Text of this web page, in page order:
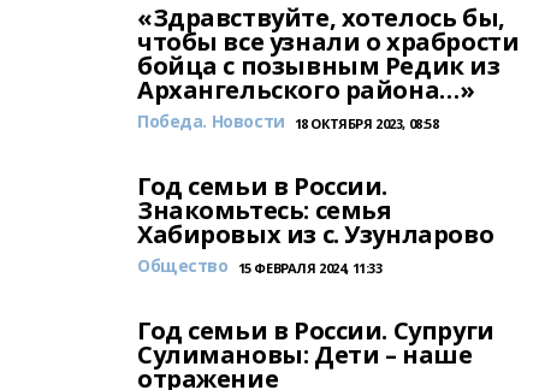
«Здравствуйте, хотелось бы,
чтобы все узнали о храбрости
бойца с позывным Редик из
Архангельского района…»
Победа. Новости 18 ОКТЯБРЯ 2023, 08:58
Год семьи в России.
Знакомьтесь: семья
Хабировых из с. Узунларово
Общество 15 ФЕВРАЛЯ 2024, 11:33
Год семьи в России. Супруги
Сулимановы: Дети – наше
отражение